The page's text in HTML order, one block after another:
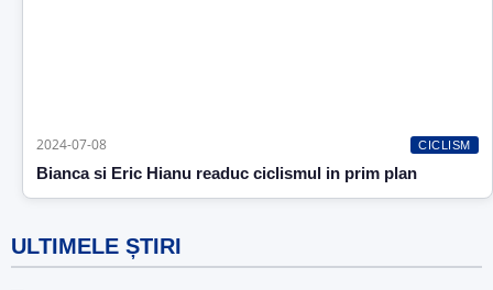
2024-07-08 CICLISM
Bianca si Eric Hianu readuc ciclismul in prim plan
ULTIMELE ȘTIRI